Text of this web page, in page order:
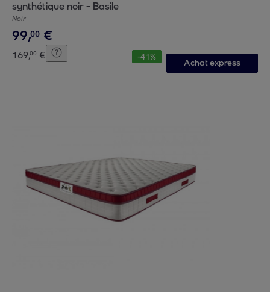
synthétique noir - Basile
Noir
99,00 €
169,00 € -41%
Achat express